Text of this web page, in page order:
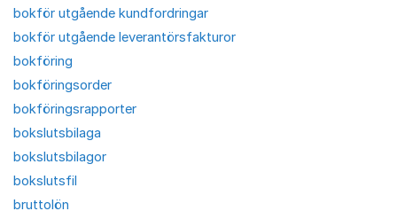
bokför utgående kundfordringar
bokför utgående leverantörsfakturor
bokföring
bokföringsorder
bokföringsrapporter
bokslutsbilaga
bokslutsbilagor
bokslutsfil
bruttolön